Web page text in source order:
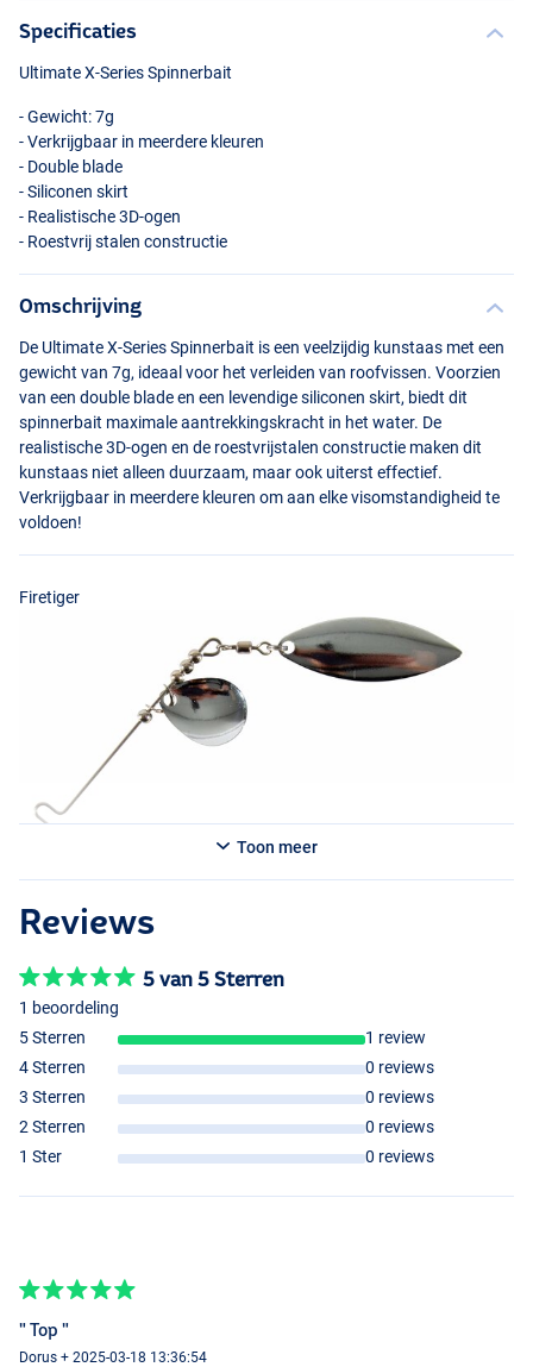
Chartreuse
Specificaties
Ultimate X-Series Spinnerbait
- Gewicht: 7g
- Verkrijgbaar in meerdere kleuren
- Double blade
- Siliconen skirt
- Realistische 3D-ogen
- Roestvrij stalen constructie
Omschrijving
De Ultimate X-Series Spinnerbait is een veelzijdig kunstaas met een
gewicht van 7g, ideaal voor het verleiden van roofvissen. Voorzien
van een double blade en een levendige siliconen skirt, biedt dit
spinnerbait maximale aantrekkingskracht in het water. De
realistische 3D-ogen en de roestvrijstalen constructie maken dit
kunstaas niet alleen duurzaam, maar ook uiterst effectief.
Verkrijgbaar in meerdere kleuren om aan elke visomstandigheid te
voldoen!
Firetiger
Pink
Toon meer
Reviews
5 van 5 Sterren
1 beoordeling
5 Sterren
1 review
4 Sterren
0 reviews
3 Sterren
0 reviews
2 Sterren
0 reviews
1 Ster
0 reviews
" Top "
Dorus + 2025-03-18 13:36:54